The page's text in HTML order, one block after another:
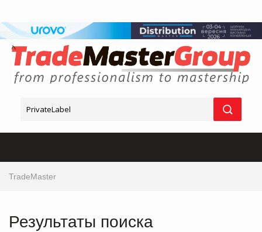
TradeMaster
Результаты поиска